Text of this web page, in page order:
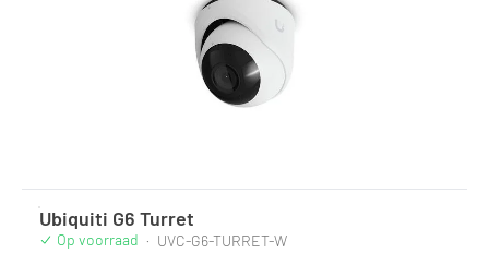
Ubiquiti G6 Turret
Op voorraad · UVC-G6-TURRET-W